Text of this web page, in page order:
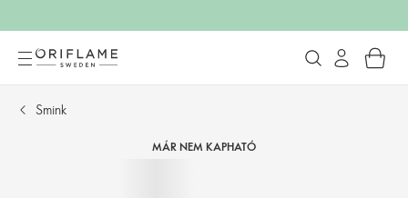
Smink
MÁR NEM KAPHATÓ